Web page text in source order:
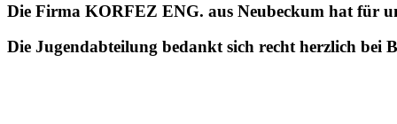
Die Firma KORFEZ ENG. aus Neubeckum hat für
Die Jugendabteilung bedankt sich recht herzlich